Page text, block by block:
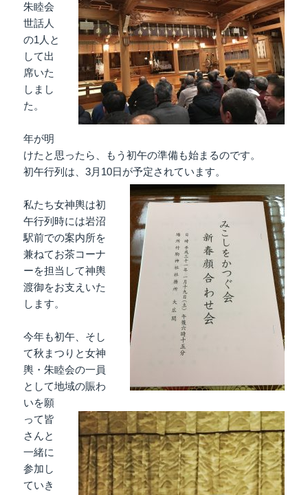
朱睦会
世話人
の1人と
して出
席いた
しまし
た。
年が明
けたと思ったら、もう初午の準備も始まるのです。
初午行列は、3月10日が予定されています。
私たち女神輿は初
午行列時には岩沼
駅前での案内所を
兼ねてお茶コーナ
ーを担当して神輿
渡御をお支えいた
します。
今年も初午、そし
て秋まつりと女神
輿・朱睦会の一員
として地域の賑わ
いを願
って皆
さんと
一緒に
参加し
ていき